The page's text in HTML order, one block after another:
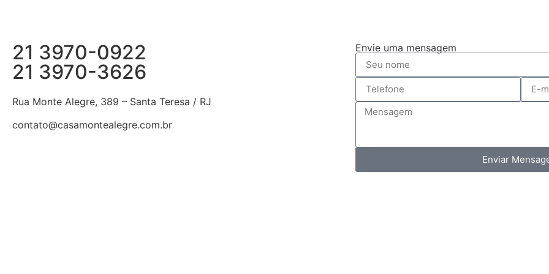
21 3970-0922
21 3970-3626
Rua Monte Alegre, 389 – Santa Teresa / RJ
contato@casamontealegre.com.br
Envie uma mensagem
Enviar